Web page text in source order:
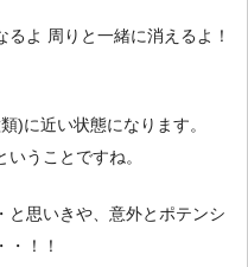
よ 周りと一緒に消えるよ！
)に近い状態になります。
うことですね。
と思いきや、意外とポテンシ
！！